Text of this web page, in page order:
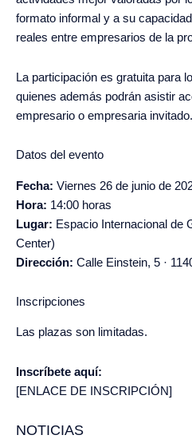
formato informal y a su
reales entre empresarios de la
La participación es gratuita para
quienes además podrán asistir
empresario o empresaria invitado.
Datos del evento
Fecha: Viernes 26 de junio de
Hora: 14:00 horas
Lugar: Espacio Internacional de
Center)
Dirección: Calle Einstein, 5 ·
Inscripciones
Las plazas son limitadas.
Inscríbete aquí:
[ENLACE DE INSCRIPCIÓN]
NOTICIAS